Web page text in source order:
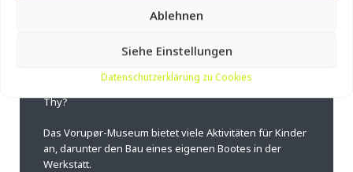
Ablehnen
Siehe Einstellungen
Datenschutzerklärung zu Cookies
Reihe von Werkzeugen aus der Fischerei, dem
Inneren des Hauses erzählen wir Geschichten über die
Menschen an der Küste und ihre Beziehung zu den
Beeren der Dünenheide. Was ist der Geschmack von
Thy?
Das Vorupør-Museum bietet viele Aktivitäten für Kinder
an, darunter den Bau eines eigenen Bootes in der
Werkstatt.